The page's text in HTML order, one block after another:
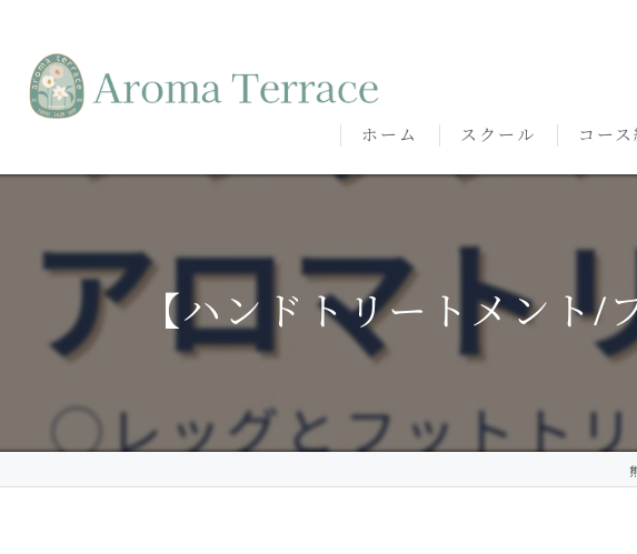
ホーム スクール
代表挨拶
卒講生の声
コー
アロ
KACセ
ク
【ハンドトリートメント